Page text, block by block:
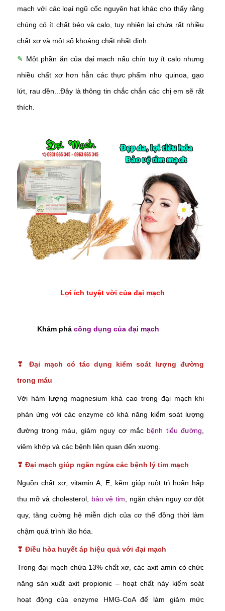
mạch với các loại ngũ cốc nguyên hạt khác cho thấy rằng
chúng có ít chất béo và calo, tuy nhiên lại chứa rất nhiều
chất xơ và một số khoáng chất nhất định.
✎ Một phần ăn của đại mạch nấu chín tuy ít calo nhưng
nhiều chất xơ hơn hẳn các thực phẩm như quinoa, gạo
lứt, rau dền...Đây là thông tin chắc chắn các chị em sẽ rất
thích.
Lợi ích tuyệt vời của đại mạch
Khám phá công dụng của đại mạch
❣ Đại mạch có tác dụng kiểm soát lượng đường
trong máu
Với hàm lượng magnesium khá cao trong đại mạch khi
phản ứng với các enzyme có khả năng kiểm soát lượng
đường trong máu, giảm nguy cơ mắc bệnh tiểu đường,
viêm khớp và các bệnh liên quan đến xương.
❣ Đại mạch giúp ngăn ngừa các bệnh lý tim mạch
Nguồn chất xơ, vitamin A, E, kẽm giúp ruột trì hoãn hấp
thu mỡ và cholesterol, bảo vệ tim, ngăn chặn nguy cơ đột
quy, tăng cường hệ miễn dịch của cơ thể đồng thời làm
chậm quá trình lão hóa.
❣ Điều hòa huyết áp hiệu quả với đại mạch
Trong đại mạch chứa 13% chất xơ, các axit amin có chức
năng sản xuất axit propionic – hoạt chất này kiểm soát
hoạt động của enzyme HMG-CoA để làm giảm mức